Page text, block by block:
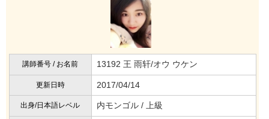
講師番号 / お名前 13192 王 雨轩/オウ ウケン
更新日時 2017/04/14
出身/日本語レベル 内モンゴル / 上級